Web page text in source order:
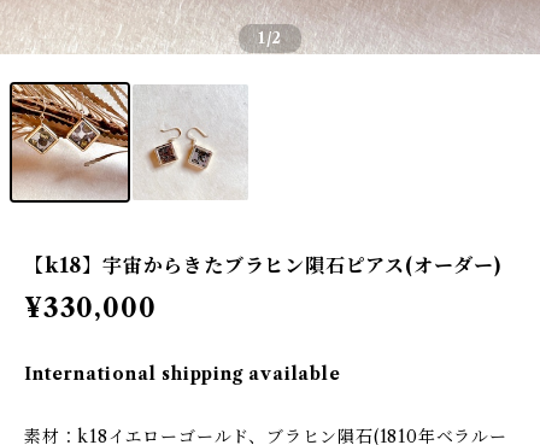
1/2
【k18】宇宙からきたブラヒン隕石ピアス(オーダー)
¥330,000
International shipping available
素材：k18イエローゴールド、ブラヒン隕石(1810年ベラルー